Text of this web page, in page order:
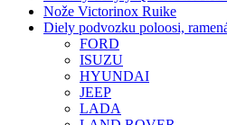
Nože Victorinox Ruike
Diely podvozku poloosi,
FORD
ISUZU
HYUNDAI
JEEP
LADA